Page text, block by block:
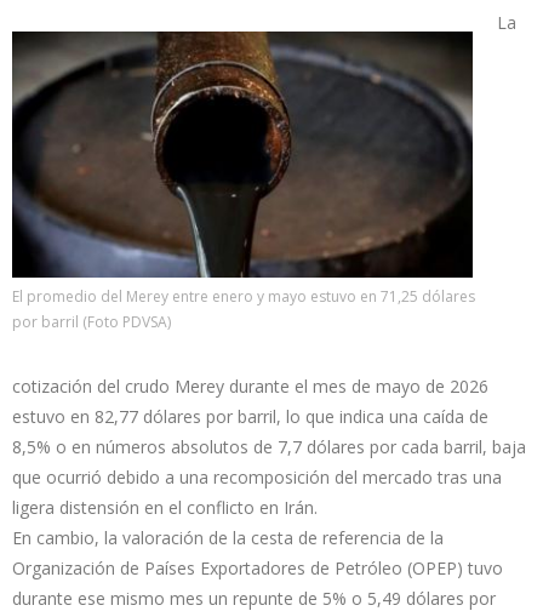
El promedio del Merey entre enero y mayo estuvo en 71,25 dólares
por barril (Foto PDVSA)
La
cotización del crudo Merey durante el mes de mayo de 2026
estuvo en 82,77 dólares por barril, lo que indica una caída de
8,5% o en números absolutos de 7,7 dólares por cada barril, baja
que ocurrió debido a una recomposición del mercado tras una
ligera distensión en el conflicto en Irán.
En cambio, la valoración de la cesta de referencia de la
Organización de Países Exportadores de Petróleo (OPEP) tuvo
durante ese mismo mes un repunte de 5% o 5,49 dólares por